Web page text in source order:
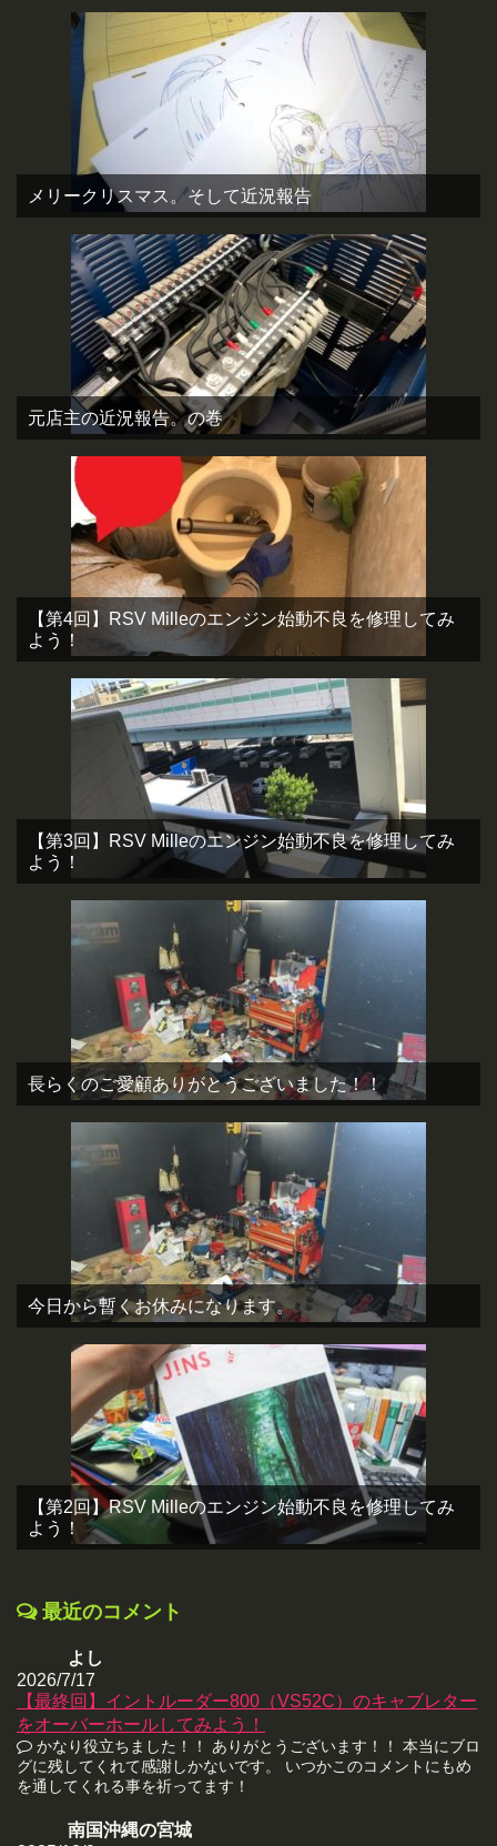
メリークリスマス。そして近況報告
元店主の近況報告。の巻
【第4回】RSV Milleのエンジン始動不良を修理してみ
よう！
【第3回】RSV Milleのエンジン始動不良を修理してみ
よう！
長らくのご愛顧ありがとうございました！！
今日から暫くお休みになります。
【第2回】RSV Milleのエンジン始動不良を修理してみ
よう！
最近のコメント
よし
2026/7/17
【最終回】イントルーダー800（VS52C）のキャブレター
をオーバーホールしてみよう！
かなり役立ちました！！ ありがとうございます！！ 本当にブロ
グに残してくれて感謝しかないです。 いつかこのコメントにもめ
を通してくれる事を祈ってます！
南国沖縄の宮城